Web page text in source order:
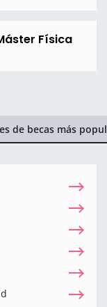
Física
de becas más